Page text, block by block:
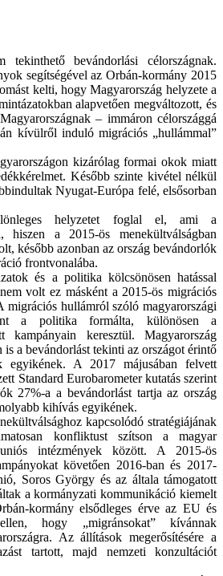
tekinthető bevándorlási célországnak.
segítségével az Orbán-kormány 2015
kelti, hogy Magyarország helyzete a
alapvetően megváltozott, és
– immáron célországgá
kívülről induló migrációs „hullámmal”
kizárólag formai okok miatt
Később szinte kivétel nélkül
Nyugat-Európa felé, elsősorban
helyzetet foglal el, ami a
hiszen a 2015-ös menekültválságban
később azonban az ország bevándorlók
frontvonalába.
és a politika kölcsönösen hatással
volt ez másként a 2015-ös migrációs
migrációs hullámról szóló magyarországi
a politika formálta, különösen a
kampányain keresztül. Magyarország
is a bevándorlást tekinti az országot érintő
egyikének. A 2017 májusában felvett
Standard Eurobarometer kutatás szerint
27%-a a bevándorlást tartja az ország
kihívás egyikének.
kapcsolódó stratégiájának
konfliktust szítson a magyar
intézmények között. A 2015-ös
követően 2016-ban és 2017-
Soros György és az általa támogatott
a kormányzati kommunikáció kiemelt
kormány elsődleges érve az EU és
hogy „migránsokat” kívánnak
Az állítások megerősítésére a
tartott, majd nemzeti konzultációt